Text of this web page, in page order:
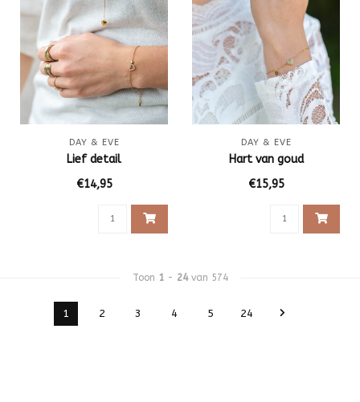
DAY & EVE
Lief detail
€14,95
DAY & EVE
Hart van goud
€15,95
Toon 1- 24van 574
1 2 3 4 5 24